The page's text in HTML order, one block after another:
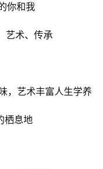
你和我
艺术、传承
，艺术丰富人生学养
栖息地